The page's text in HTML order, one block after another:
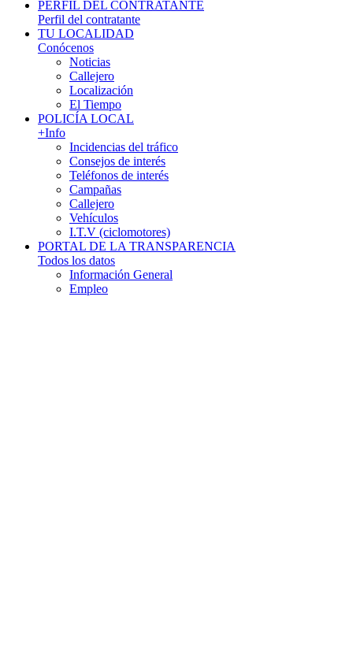
PERFIL DEL CONTRATANTE
Perfil del contratante
TU LOCALIDAD
Conócenos
Noticias
Callejero
Localización
El Tiempo
POLICÍA LOCAL
+Info
Incidencias del tráfico
Consejos de interés
Teléfonos de interés
Campañas
Callejero
Vehículos
I.T.V (ciclomotores)
PORTAL DE LA TRANSPARENCIA
Todos los datos
Información General
Empleo